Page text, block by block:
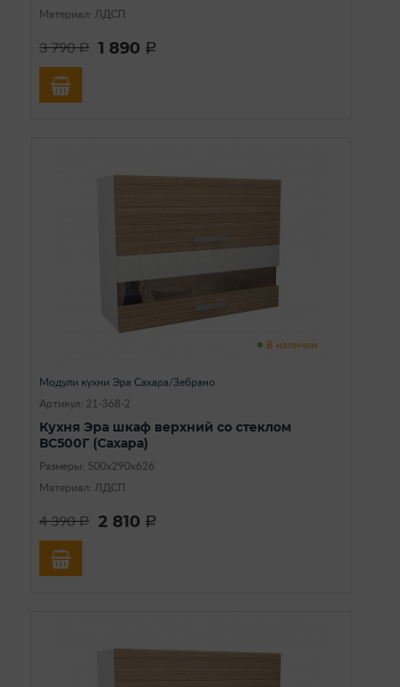
Материал: ЛДСП
3 790a 1 890 a
В наличии
Модули кухни Эра Сахара/Зебрано
Артикул: 21-368-2
Кухня Эра шкаф верхний со стеклом
ВС500Г (Сахара)
Размеры: 500х290х626
Материал: ЛДСП
4 390a 2 810 a